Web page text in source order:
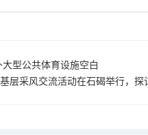
型公共体育设施空白
层采风交流活动在石碣举行，探